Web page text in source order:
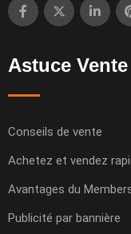
Astuce
Conseils de vente
Achetez et vendez
Avantages du
Publicité par bannière